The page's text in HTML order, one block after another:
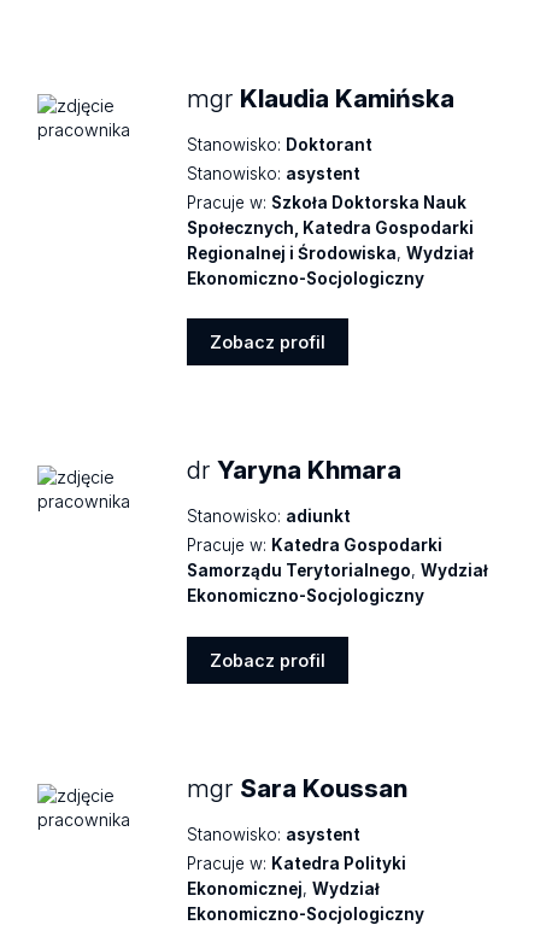
mgr Klaudia Kamińska
Stanowisko: Doktorant
Stanowisko: asystent
Pracuje w: Szkoła Doktorska Nauk
Społecznych, Katedra Gospodarki
Regionalnej i Środowiska,Wydział
Ekonomiczno-Socjologiczny
Zobacz profil
drYaryna Khmara
Stanowisko: adiunkt
Pracuje w: Katedra Gospodarki
Samorządu Terytorialnego,Wydział
Ekonomiczno-Socjologiczny
Zobacz profil
mgr Sara Koussan
Stanowisko: asystent
Pracuje w: Katedra Polityki
Ekonomicznej,Wydział
Ekonomiczno-Socjologiczny